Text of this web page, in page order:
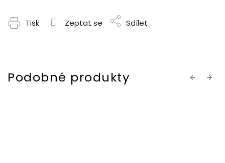
Tisk Zeptat se Sdílet
Previous
Next